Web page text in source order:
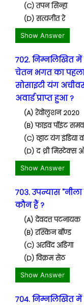
(C) तपन सिन्हा
(D) सत्यजीत रे
Show Answer
702. निम्नलिखित
चेतन भगत का
सोसाइटी यंग
अवार्ड प्राप्त हुआ ?
(A) रेवोलुशन 2020
(B) फाइव पॉइंट
(C) व्हाट यंग इंडिया
(D) द थ्री
Show Answer
703. उपन्यास
कौन हैं ?
(A) देवदत्त पटनायक
(B) रस्किन बॉण्ड
(C) अरविंद अडिगा
(D) विक्रम सेठ
Show Answer
704. निम्नलिखित